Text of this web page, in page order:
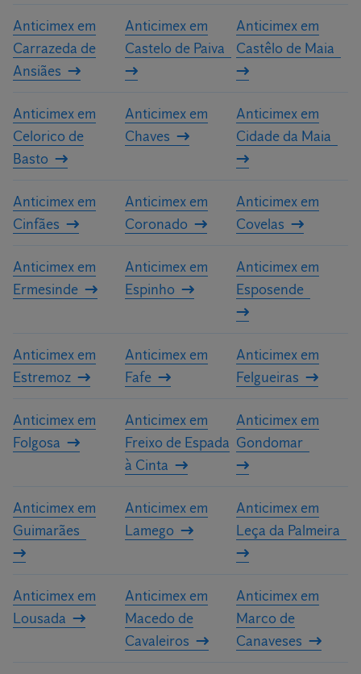
Anticimex em
Carrazeda de
Ansiães
Anticimex em
Castelo de Paiva
Anticimex em
Castêlo de Maia
Anticimex em
Celorico de
Basto
Anticimex em
Chaves
Anticimex em
Cidade da Maia
Anticimex em
Cinfães
Anticimex em
Coronado
Anticimex em
Covelas
Anticimex em
Ermesinde
Anticimex em
Espinho
Anticimex em
Esposende
Anticimex em
Estremoz
Anticimex em
Fafe
Anticimex em
Felgueiras
Anticimex em
Folgosa
Anticimex em
Freixo de Espada
à Cinta
Anticimex em
Gondomar
Anticimex em
Guimarães
Anticimex em
Lamego
Anticimex em
Leça da Palmeira
Anticimex em
Lousada
Anticimex em
Macedo de
Cavaleiros
Anticimex em
Marco de
Canaveses